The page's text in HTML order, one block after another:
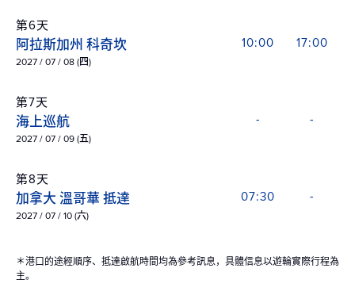
第6天
阿拉斯加州 科奇坎
2027 / 07 / 08 (四)
10:00 17:00
第7天
海上巡航
2027 / 07 / 09 (五)
- -
第8天
加拿大 溫哥華 抵達
2027 / 07 / 10 (六)
07:30 -
＊港口的途經順序、抵達啟航時間均為參考訊息，具體信息以遊輪實際行程為
主。